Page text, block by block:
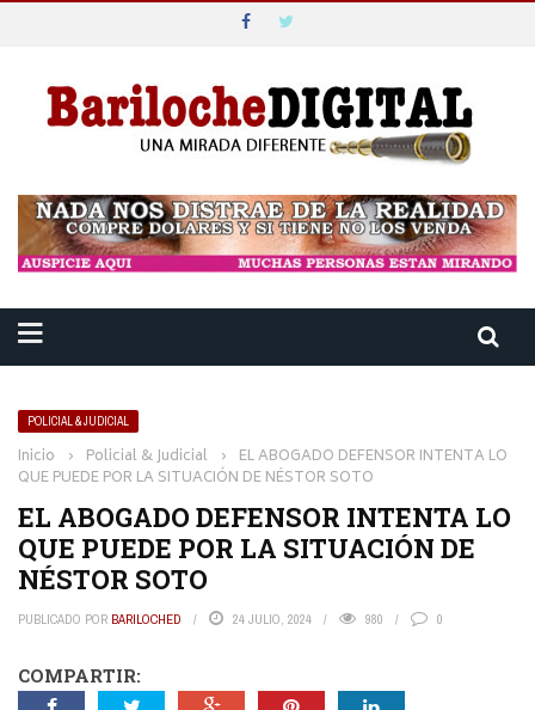
POLICIAL & JUDICIAL
Inicio › Policial & Judicial › EL ABOGADO DEFENSOR INTENTA LO
QUE PUEDE POR LA SITUACIÓN DE NÉSTOR SOTO
EL ABOGADO DEFENSOR INTENTA LO
QUE PUEDE POR LA SITUACIÓN DE
NÉSTOR SOTO
PUBLICADO POR BARILOCHED 24 JULIO, 2024 980 0
COMPARTIR: